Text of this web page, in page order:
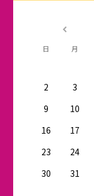
日 月
2
3
9
10
16
17
23
24
30
31